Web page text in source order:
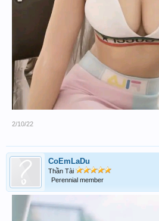
2/10/22
CoEmLaDu
Thần Tài
Perennial member